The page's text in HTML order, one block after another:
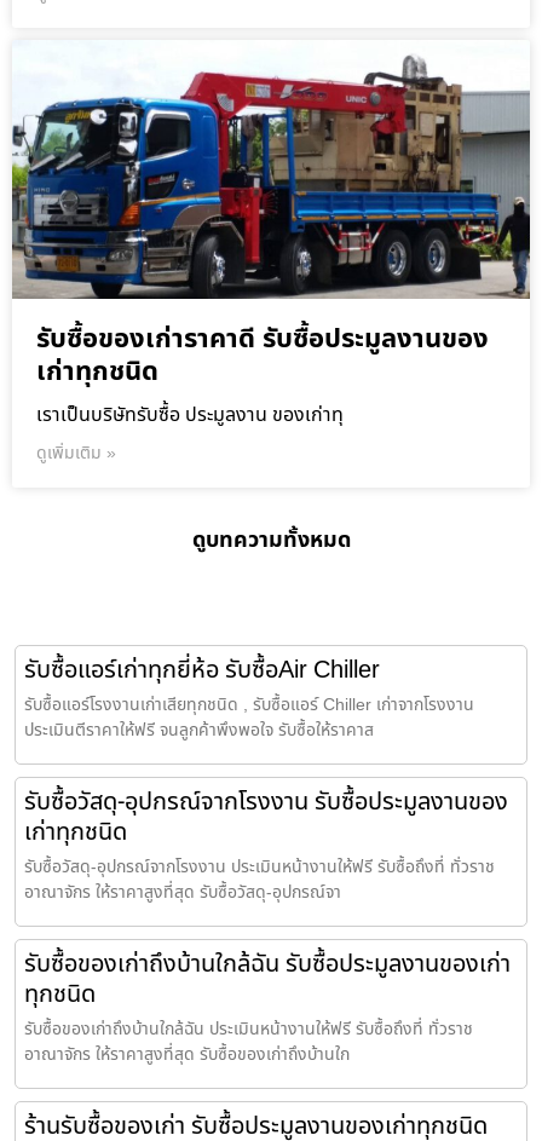
รับซื้อของเก่าราคาดี รับซื้อประมูลงานของ
เก่าทุกชนิด
เราเป็นบริษัทรับซื้อ ประมูลงาน ของเก่าทุ
ดูเพิ่มเติม »
ดูบทความทั้งหมด
รับซื้อแอร์เก่าทุกยี่ห้อ รับซื้อAir Chiller
รับซื้อแอร์โรงงานเก่าเสียทุกชนิด , รับซื้อแอร์ Chiller เก่าจากโรงงาน
ประเมินตีราคาให้ฟรี จนลูกค้าพึงพอใจ รับซื้อให้ราคาส
รับซื้อวัสดุ-อุปกรณ์จากโรงงาน รับซื้อประมูลงานของ
เก่าทุกชนิด
รับซื้อวัสดุ-อุปกรณ์จากโรงงาน ประเมินหน้างานให้ฟรี รับซื้อถึงที่ ทั่วราช
อาณาจักร ให้ราคาสูงที่สุด รับซื้อวัสดุ-อุปกรณ์จา
รับซื้อของเก่าถึงบ้านใกล้ฉัน รับซื้อประมูลงานของเก่า
ทุกชนิด
รับซื้อของเก่าถึงบ้านใกล้ฉัน ประเมินหน้างานให้ฟรี รับซื้อถึงที่ ทั่วราช
อาณาจักร ให้ราคาสูงที่สุด รับซื้อของเก่าถึงบ้านใก
ร้านรับซื้อของเก่า รับซื้อประมูลงานของเก่าทุกชนิด